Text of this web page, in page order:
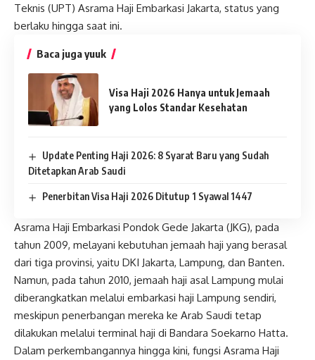
Teknis (UPT) Asrama Haji Embarkasi Jakarta, status yang
berlaku hingga saat ini.
Baca juga yuuk
Visa Haji 2026 Hanya untuk Jemaah
yang Lolos Standar Kesehatan
Update Penting Haji 2026: 8 Syarat Baru yang Sudah
Ditetapkan Arab Saudi
Penerbitan Visa Haji 2026 Ditutup 1 Syawal 1447
Asrama Haji Embarkasi Pondok Gede Jakarta (JKG), pada
tahun 2009, melayani kebutuhan jemaah haji yang berasal
dari tiga provinsi, yaitu DKI Jakarta, Lampung, dan Banten.
Namun, pada tahun 2010, jemaah haji asal Lampung mulai
diberangkatkan melalui embarkasi haji Lampung sendiri,
meskipun penerbangan mereka ke Arab Saudi tetap
dilakukan melalui terminal haji di Bandara Soekarno Hatta.
Dalam perkembangannya hingga kini, fungsi Asrama Haji